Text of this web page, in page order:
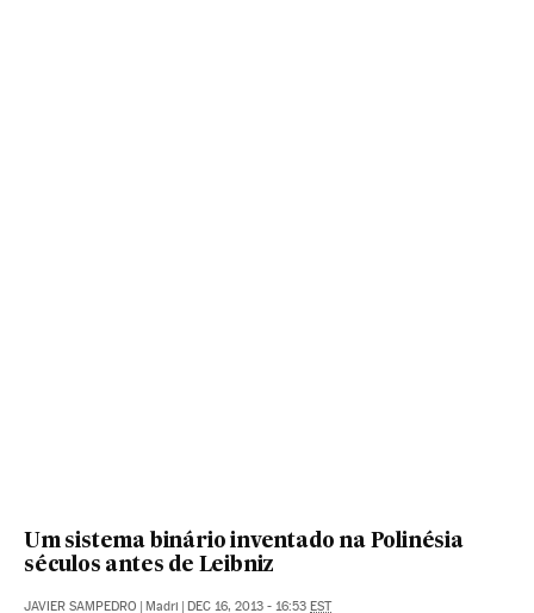
Um sistema binário inventado na Polinésia
séculos antes de Leibniz
JAVIER SAMPEDRO Madri DEC 16, 2013 - 16:53 EST